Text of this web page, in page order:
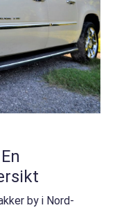
by i Nord-